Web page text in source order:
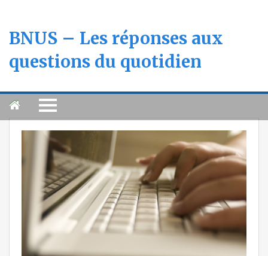
BNUS – Les réponses aux
questions du quotidien